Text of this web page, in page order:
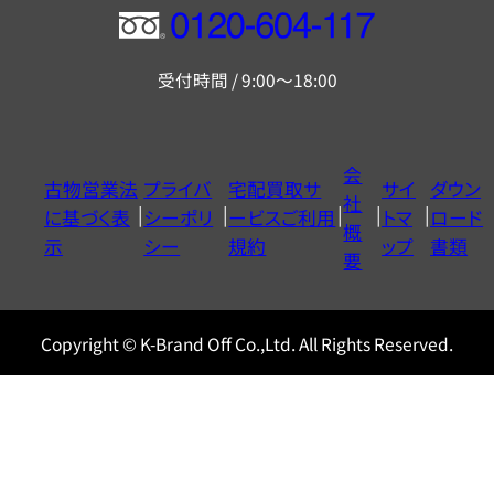
フ
ー
ヤ
ル
0120604117
受付時間 / 9:00～18:00
古物営業法
に基づく表
示
プライバ
シーポリ
シー
宅配買取サ
ービスご利用
規約
会
社
概
要
サイ
トマ
ップ
ダウン
ロード
書類
Copyright © K-Brand Off Co.,Ltd. All Rights Reserved.